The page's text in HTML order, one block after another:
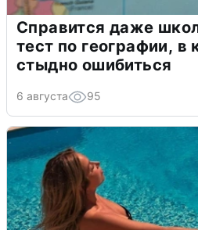
Справится даже
тест по географии, в
стыдно ошибиться
6 августа 95